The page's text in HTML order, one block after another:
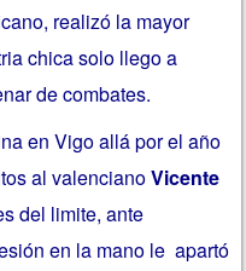
realizó la mayor
chica solo llego a
de combates.
en Vigo allá por el año
al valencianoVicente
del limite, ante
en la mano le apartó